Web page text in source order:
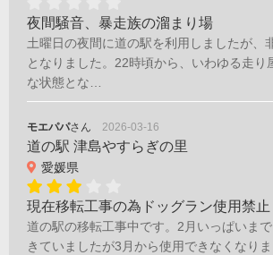
夜間騒音、暴走族の溜まり場
土曜日の夜間に道の駅を利用しましたが、
となりました。22時頃から、いわゆる走り
な状態とな…
モエパパさん 2026-03-16
道の駅 津島やすらぎの里
愛媛県
現在移転工事の為ドッグラン使用禁止
道の駅の移転工事中です。2月いっぱいま
きていましたが3月から使用できなくなり